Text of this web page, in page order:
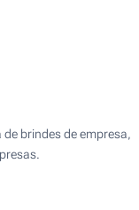
brindes de empresa,